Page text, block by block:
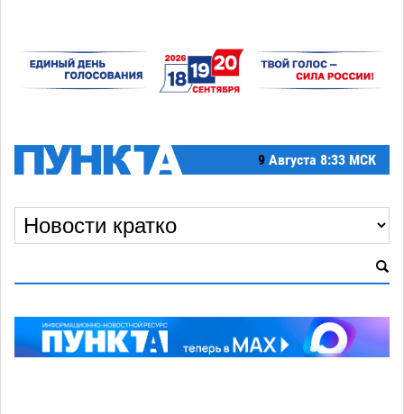
9 Августа 8:33 МСК